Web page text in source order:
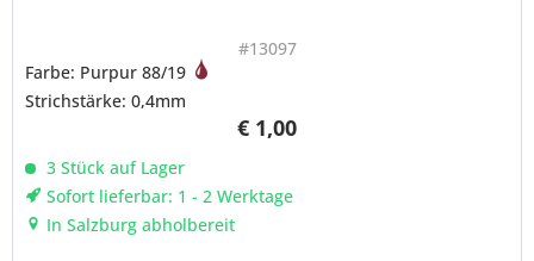
#13097
€ 1,00
Farbe: Purpur 88/19
Strichstärke: 0,4mm
3 Stück auf Lager
Sofort lieferbar: 1 - 2 Werktage
In Salzburg abholbereit